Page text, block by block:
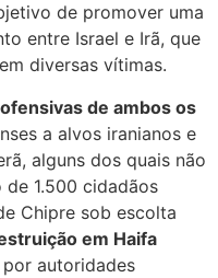
de promover uma
entre Israel e Irã, que
diversas vítimas.
de ambos os
a alvos iranianos e
alguns dos quais não
1.500 cidadãos
Chipre sob escolta
em Haifa
por autoridades